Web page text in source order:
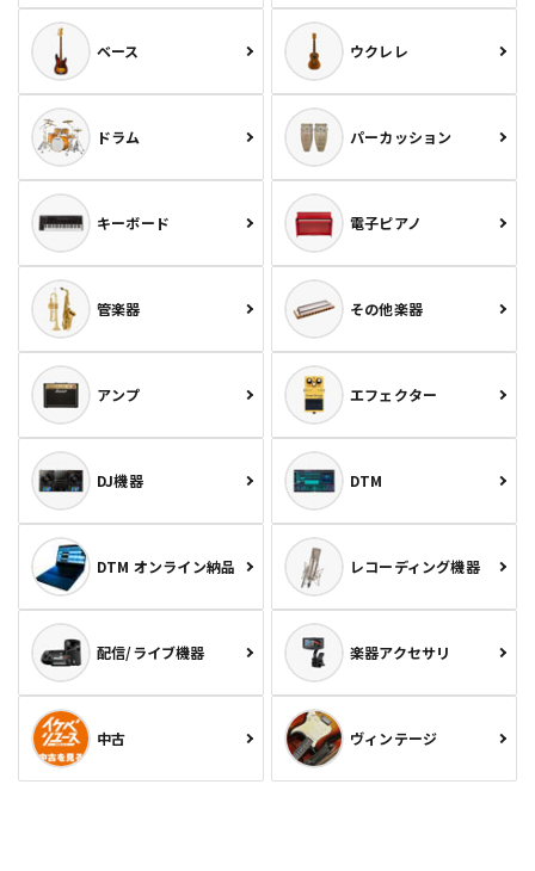
ベース ウクレレ
ドラム パーカッション
キーボード 電子ピアノ
管楽器 その他楽器
アンプ エフェクター
DJ機器 DTM
DTM オンライン納品 レコーディング機器
配信/ライブ機器 楽器アクセサリ
中古 ヴィンテージ